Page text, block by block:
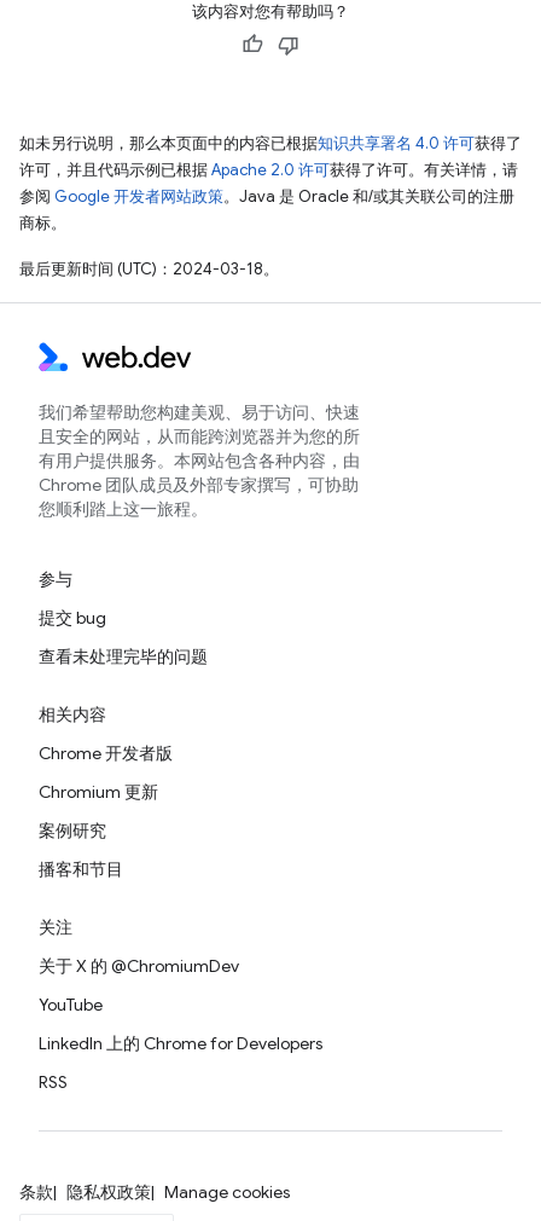
该内容对您有帮助吗？
如未另行说明，那么本页面中的内容已根据知识共享署名 4.0 许可获得了
许可，并且代码示例已根据Apache 2.0 许可获得了许可。有关详情，请
参阅 Google 开发者网站政策。Java 是 Oracle 和/或其关联公司的注册
商标。
最后更新时间 (UTC)：2024-03-18。
我们希望帮助您构建美观、易于访问、快速
且安全的网站，从而能跨浏览器并为您的所
有用户提供服务。本网站包含各种内容，由
Chrome 团队成员及外部专家撰写，可协助
您顺利踏上这一旅程。
参与
提交 bug
查看未处理完毕的问题
相关内容
Chrome 开发者版
Chromium 更新
案例研究
播客和节目
关注
关于 X 的 @ChromiumDev
YouTube
LinkedIn 上的 Chrome for Developers
RSS
条款 隐私权政策 Manage cookies